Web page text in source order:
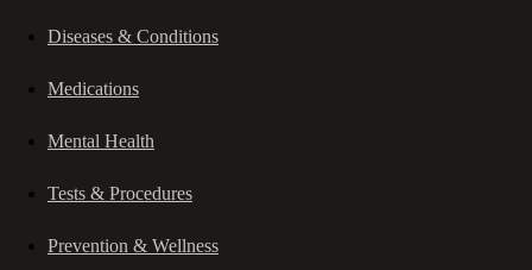
Diseases & Conditions
Medications
Mental Health
Tests & Procedures
Prevention & Wellness